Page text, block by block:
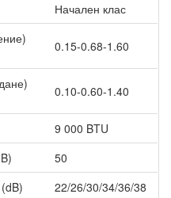
потокс обсег до
проектираните
на движение въздухът
две посоки под различни
разпределение и
моделът е оборудван с
ефект. Тя спомага за
плесени и други
подобрява
Начален клас
0.15-0.68-1.60
0.10-0.60-1.40
9 000 BTU
50
22/26/30/34/36/38